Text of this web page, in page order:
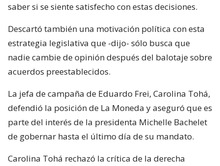
saber si se siente satisfecho con estas decisiones.
Descartó también una motivación política con esta
estrategia legislativa que -dijo- sólo busca que
nadie cambie de opinión después del balotaje sobre
acuerdos preestablecidos.
La jefa de campaña de Eduardo Frei, Carolina Tohá,
defendió la posición de La Moneda y aseguró que es
parte del interés de la presidenta Michelle Bachelet
de gobernar hasta el último día de su mandato.
Carolina Tohá rechazó la crítica de la derecha